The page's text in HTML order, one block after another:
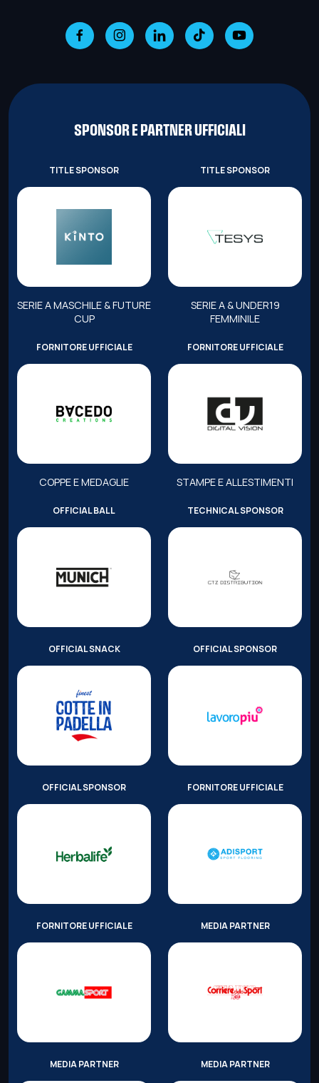
SPONSOR E PARTNER UFFICIALI
TITLE SPONSOR
SERIE A MASCHILE & FUTURE
CUP
TITLE SPONSOR
SERIE A & UNDER19
FEMMINILE
FORNITORE UFFICIALE
COPPE E MEDAGLIE
FORNITORE UFFICIALE
STAMPE E ALLESTIMENTI
OFFICIAL BALL TECHNICAL SPONSOR
OFFICIAL SNACK OFFICIAL SPONSOR
OFFICIAL SPONSOR FORNITORE UFFICIALE
FORNITORE UFFICIALE MEDIA PARTNER
MEDIA PARTNER MEDIA PARTNER